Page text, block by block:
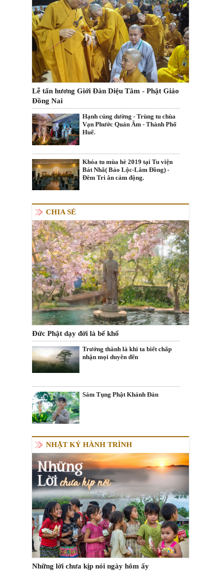
Lễ tấn hương Giới Đàn Diệu Tâm - Phật Giáo
Đồng Nai
Hạnh cúng dường - Trùng tu chùa
Vạn Phước Quán Âm - Thành Phố
Huế.
Khóa tu mùa hè 2019 tại Tu viện
Bát Nhã( Bảo Lộc-Lâm Đồng) -
Đêm Tri ân cảm động.
CHIA SẺ
Đức Phật dạy đời là bể khổ
Trưởng thành là khi ta biết chấp
nhận mọi duyên đến
Sám Tụng Phật Khánh Đản
NHẬT KÝ HÀNH TRÌNH
Những lời chưa kịp nói ngày hôm ấy